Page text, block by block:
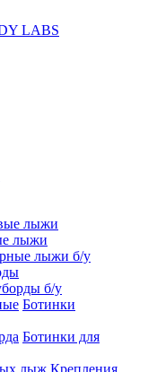
LABS
лыжи
лыжи
лыжи б/у
б/у
Ботинки
Ботинки для
Крепления